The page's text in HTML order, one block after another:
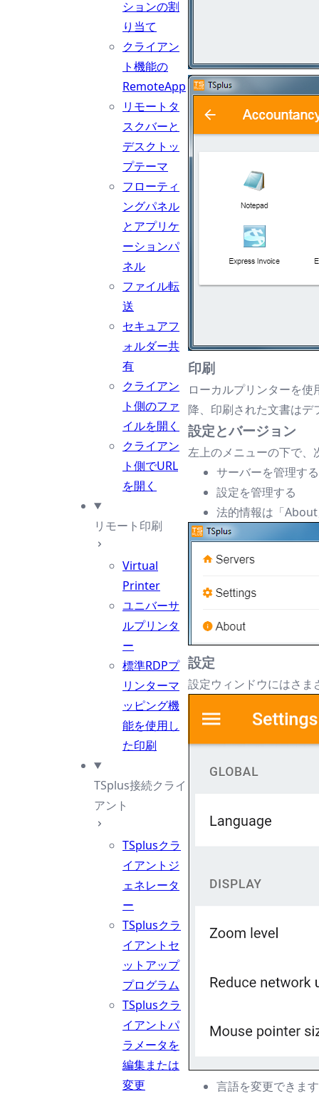
ションの割
り当て
クライアン
ト機能の
RemoteApp
リモートタ
スクバーと
デスクトッ
プテーマ
フローティ
ングパネル
とアプリケ
ーションパ
ネル
ファイル転
送
セキュアフ
ォルダー共
有
クライアン
ト側のファ
イルを開く
クライアン
ト側でURL
を開く
リモート印刷
Virtual
Printer
ユニバーサ
ルプリンタ
ー
標準RDPプ
リンターマ
ッピング機
能を使用し
た印刷
TSplus接続クライ
アント
TSplusクラ
イアントジ
ェネレータ
ー
TSplusクラ
イアントセ
ットアップ
プログラム
TSplusクラ
イアントパ
ラメータを
編集または
変更
印刷
ローカルプリンターを
降、印刷された文書はデ
設定とバージョン
左上のメニューの下で、
サーバーを管理する
設定を管理する
法的情報は「
設定
設定ウィンドウにはさま
言語を変更できま